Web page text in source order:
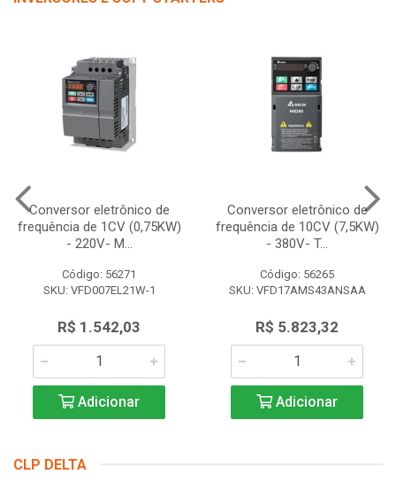
Conversor eletrônico de
frequência de 1CV (0,75KW)
- 220V- M...
Código: 56271
SKU: VFD007EL21W-1
R$ 1.542,03
Adicionar
Conversor eletrônico de
frequência de 10CV (7,5KW)
- 380V- T...
Código: 56265
SKU: VFD17AMS43ANSAA
R$ 5.823,32
Adicionar
CLP DELTA